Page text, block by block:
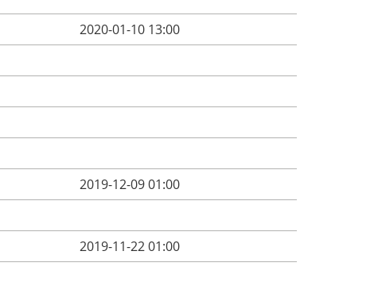
2020-01-10 13:00
2019-12-09 01:00
2019-11-22 01:00